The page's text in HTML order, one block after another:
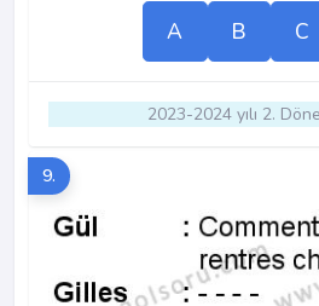
A B C
2023-2024 yılı 2.
9.